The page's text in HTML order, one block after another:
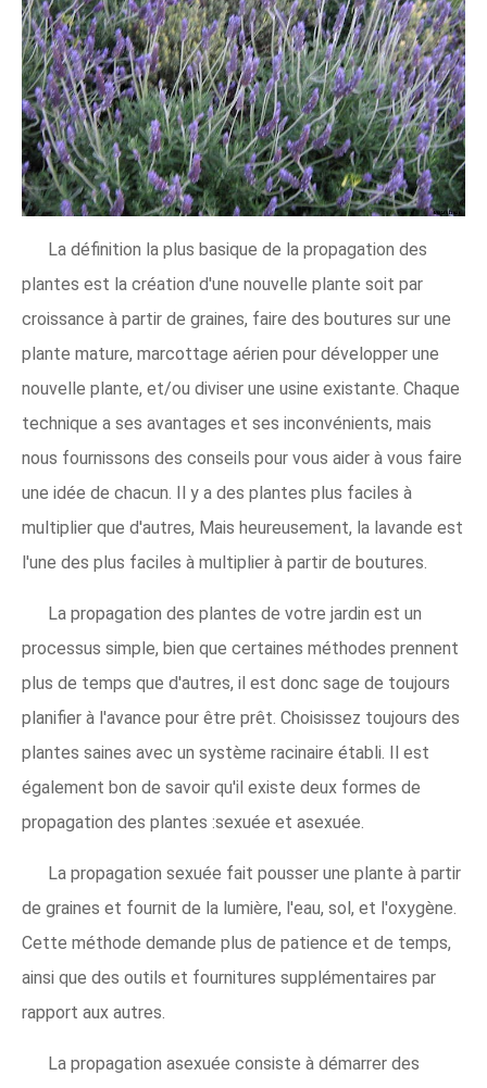
La définition la plus basique de la propagation des
plantes est la création d'une nouvelle plante soit par
croissance à partir de graines, faire des boutures sur une
plante mature, marcottage aérien pour développer une
nouvelle plante, et/ou diviser une usine existante. Chaque
technique a ses avantages et ses inconvénients, mais
nous fournissons des conseils pour vous aider à vous faire
une idée de chacun. Il y a des plantes plus faciles à
multiplier que d'autres, Mais heureusement, la lavande est
l'une des plus faciles à multiplier à partir de boutures.
La propagation des plantes de votre jardin est un
processus simple, bien que certaines méthodes prennent
plus de temps que d'autres, il est donc sage de toujours
planifier à l'avance pour être prêt. Choisissez toujours des
plantes saines avec un système racinaire établi. Il est
également bon de savoir qu'il existe deux formes de
propagation des plantes :sexuée et asexuée.
La propagation sexuée fait pousser une plante à partir
de graines et fournit de la lumière, l'eau, sol, et l'oxygène.
Cette méthode demande plus de patience et de temps,
ainsi que des outils et fournitures supplémentaires par
rapport aux autres.
La propagation asexuée consiste à démarrer des